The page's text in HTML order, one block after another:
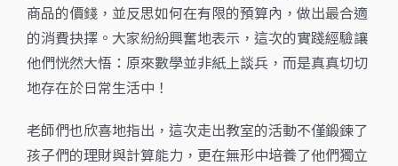
商品的價錢，並反思如何在有限的預算內，做出最合適
的消費抉擇。大家紛紛興奮地表示，這次的實踐經驗讓
他們恍然大悟：原來數學並非紙上談兵，而是真真切切
地存在於日常生活中！
老師們也欣喜地指出，這次走出教室的活動不僅鍛鍊了
孩子們的理財與計算能力，更在無形中培養了他們獨立